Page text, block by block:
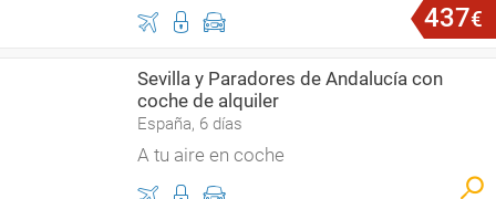
437€
Sevilla y Paradores de Andalucía con
coche de alquiler
España, 6 días
A tu aire en coche